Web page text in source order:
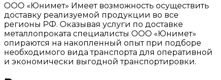
ООО «Юнимет» Имеет возможность осуществить
доставку реализуемой продукции во все
регионы РФ. Оказывая услуги по доставке
металлопроката специалисты ООО «Юнимет»
опираются на накопленный опыт при подборе
необходимого вида транспорта для оперативной
и экономически выгодной транспортировки.